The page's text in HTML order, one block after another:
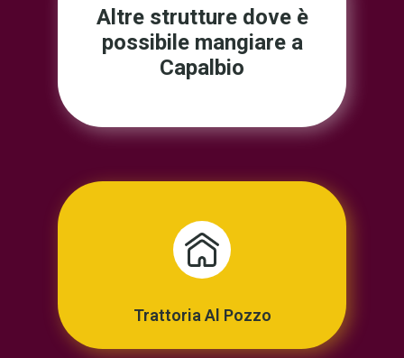
Altre strutture dove è
possibile mangiare a
Capalbio
Trattoria Al Pozzo